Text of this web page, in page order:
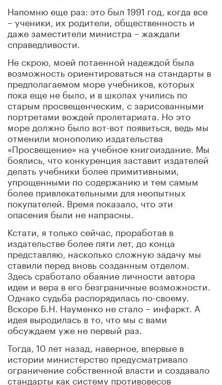
Напомню еще раз: это был 1991 год, когда все
– ученики, их родители, общественность и
даже заместители министра – жаждали
справедливости.
Не скрою, моей потаенной надеждой была
возможность ориентироваться на стандарты в
предполагаемом море учебников, которых
пока еще не было, и в школах учились по
старым просвещенческим, с зарисованными
портретами вождей пролетариата. Но это
море должно было вот-вот появиться, ведь мы
отменили монополию издательства
«Просвещение» на учебное книгоиздание. Мы
боялись, что конкуренция заставит издателей
делать учебники более примитивными,
упрощенными по содержанию и тем самым
более привлекательными для неопытных
покупателей. Время показало, что эти
опасения были не напрасны.
Кстати, я только сейчас, проработав в
издательстве более пяти лет, до конца
представляю, насколько сложную задачу мы
ставили перед вновь созданным отделом.
Здесь сработало обаяние личности автора
идеи и вера в его безграничные возможности.
Однако судьба распорядилась по-своему.
Вскоре Б.Н. Науменко не стало – инфаркт. А
идея выродилась в то, что мы с вами
обсуждаем уже не первый раз.
Тогда, 10 лет назад, наверное, впервые в
истории министерство предусматривало
ограничение собственной власти и создавало
стандарты как систему противовесов